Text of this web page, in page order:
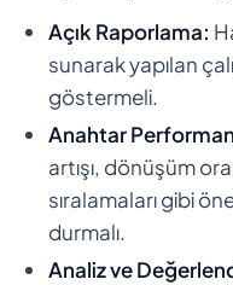
Açık Raporlama:
sunarak yapılan
göstermeli.
Anahtar
artışı, dönüşüm
sıralamaları gibi
durmalı.
Analiz ve